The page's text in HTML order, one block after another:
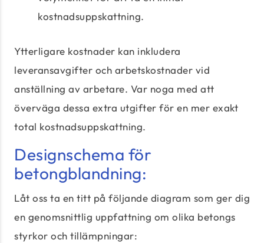
kostnadsuppskattning.
Ytterligare kostnader kan inkludera
leveransavgifter och arbetskostnader vid
anställning av arbetare. Var noga med att
överväga dessa extra utgifter för en mer exakt
total kostnadsuppskattning.
Designschema för
betongblandning:
Låt oss ta en titt på följande diagram som ger dig
en genomsnittlig uppfattning om olika betongs
styrkor och tillämpningar: